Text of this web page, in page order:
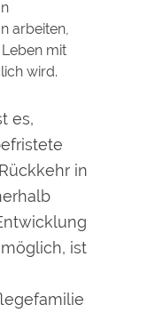
arbeiten,
mit
wird.
es,
in
ist